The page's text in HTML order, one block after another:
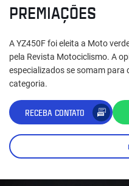
PREMIAÇÕES
A YZ450F foi eleita a Moto
pela Revista Motociclismo. A
especializados se somam para
categoria.
RECEBA CONTATO